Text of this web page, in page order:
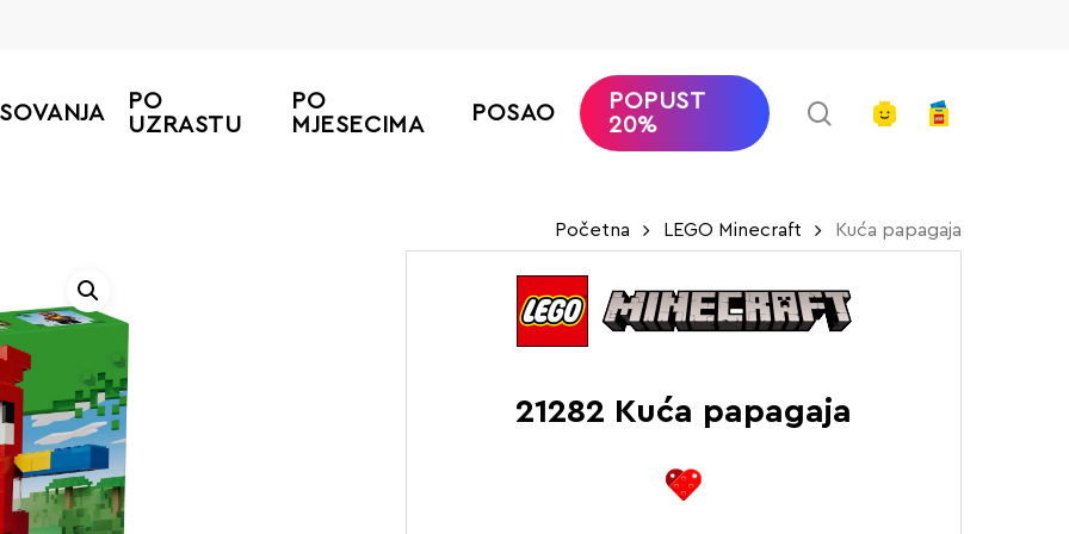
PO
UZRASTU
PO
MJESECIMA
POSAO
POPUST
20%
searchaccount
Početna LEGO Minecraft Kuća papagaja
21282 Kuća papagaja